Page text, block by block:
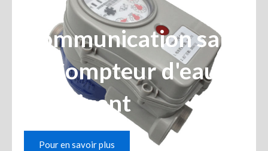
Communication sans
fil Compteur d'eau
intelligent
Pour en savoir plus